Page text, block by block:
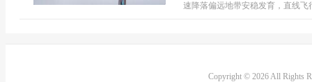
速降落偏远地带安稳发育，直线飞
Copyright © 2026 All Rights